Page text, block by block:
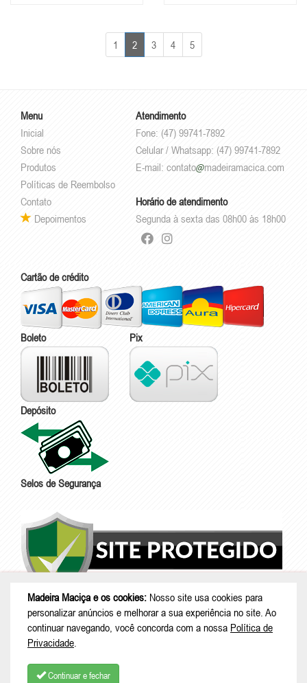
1 2 3 4 5
Menu
Inicial
Sobre nós
Produtos
Políticas de Reembolso
Contato
Depoimentos
Atendimento
Fone: (47) 99741-7892
Celular / Whatsapp: (47) 99741-7892
E-mail: contato madeiramacica.com
Horário de atendimento
Segunda à sexta das 08h00 às 18h00
Cartão de crédito
Boleto Pix
Depósito
Selos de Segurança
Madeira Maciça e os cookies: Nosso site usa cookies para
personalizar anúncios e melhorar a sua experiência no site. Ao
continuar navegando, você concorda com a nossa Política de
Privacidade
Continuar e fechar